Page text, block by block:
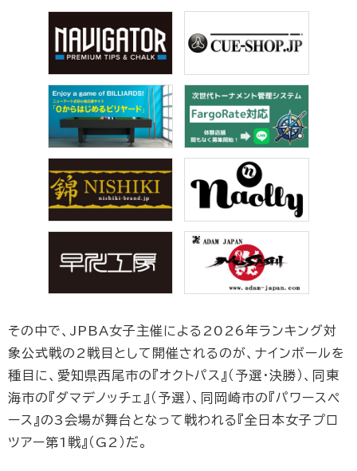
その中で、JPBA女子主催による2026年ランキング対
象公式戦の2戦目として開催されるのが、ナインボールを
種目に、愛知県西尾市の『オクトパス』（予選・決勝）、同東
海市の『ダマデノッチェ』（予選）、同岡崎市の『パワースペ
ース』の3会場が舞台となって戦われる『全日本女子プロ
ツアー第1戦』（G2）だ。